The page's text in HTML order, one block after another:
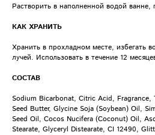
Растворить в наполненной водой
КАК ХРАНИТЬ
Хранить в прохладном месте, избегать
лучей. Использовать в течение 12
СОСТАВ
Sodium Bicarbonat, Citric Acid, Fragrance,
Seed Butter, Glycine Soja (Soybean) Oil,
Seed Oil, Cocos Nucifera (Coconut) Oil,
Stearate, Glyceryl Distearate, CI 12490,